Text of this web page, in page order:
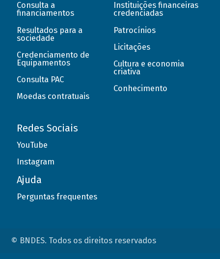
Consulta a
financiamentos
Resultados para a
sociedade
Credenciamento de
Equipamentos
Consulta PAC
Moedas contratuais
Instituições financeiras
credenciadas
Patrocínios
Licitações
Cultura e economia
criativa
Conhecimento
Redes Sociais
YouTube
Instagram
Ajuda
Perguntas frequentes
© BNDES. Todos os direitos reservados